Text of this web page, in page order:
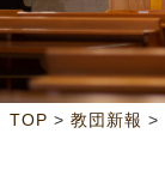
TOP > 教団新報 >